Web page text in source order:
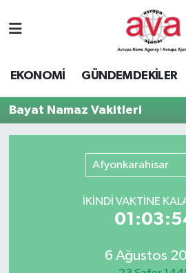
EKONOMİ GÜNDEMDEKİLER
Bayat Namaz Vakitleri
Afyonkarahisar
İKINDI VAKTİNE
6 Ağustos
Nöbetçi Eczaneler
Namaz Vakitleri
Trafik Durumu
Süper Lig Puan Durumu ve
Tüm Manşetler
Son Dakika Haberleri